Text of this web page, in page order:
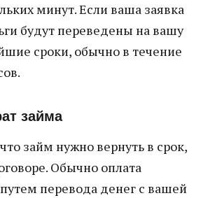
минут. Если ваша заявка
будут переведены на вашу
сроки, обычно в течение
займа
займ нужно вернуть в срок,
Обычно оплата
перевода денег с вашей